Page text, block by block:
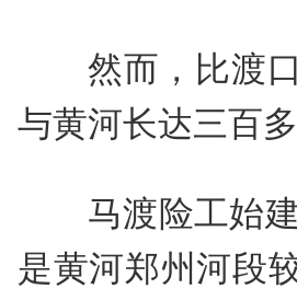
然而，比渡
与黄河长达三百多
马渡险工始
是黄河郑州河段